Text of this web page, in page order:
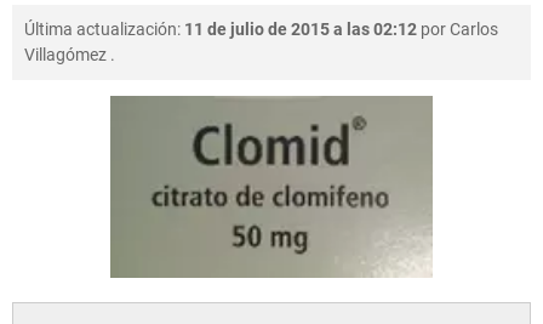
NUTRICIÓN
Última actualización: 11 de julio de 2015 a las 02:12 porCarlos
Villagómez .